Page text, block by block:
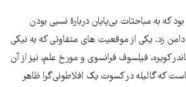
که به مباحثات بی‌‌‌پایان دربارۀ نسبی بودن
زد. یکی از موقعیت های متفاوتی که به نیکی
کویره، فیلسوف فرانسوی و مورخ علم، نیز از آن
که گالیله در کسوت یک افلاطونی‌‌‌گرا ظاهر